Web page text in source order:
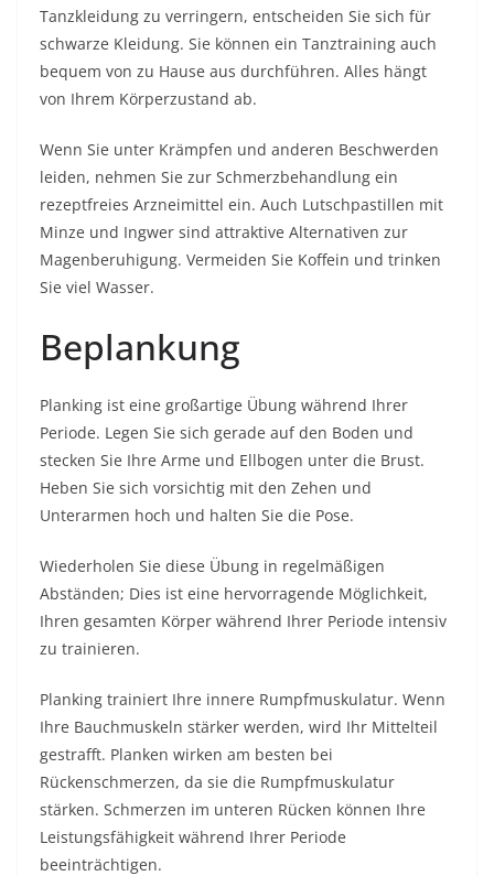
Tanzkleidung zu verringern, entscheiden Sie sich für
schwarze Kleidung. Sie können ein Tanztraining auch
bequem von zu Hause aus durchführen. Alles hängt
von Ihrem Körperzustand ab.
Wenn Sie unter Krämpfen und anderen Beschwerden
leiden, nehmen Sie zur Schmerzbehandlung ein
rezeptfreies Arzneimittel ein. Auch Lutschpastillen mit
Minze und Ingwer sind attraktive Alternativen zur
Magenberuhigung. Vermeiden Sie Koffein und trinken
Sie viel Wasser.
Beplankung
Planking ist eine großartige Übung während Ihrer
Periode. Legen Sie sich gerade auf den Boden und
stecken Sie Ihre Arme und Ellbogen unter die Brust.
Heben Sie sich vorsichtig mit den Zehen und
Unterarmen hoch und halten Sie die Pose.
Wiederholen Sie diese Übung in regelmäßigen
Abständen; Dies ist eine hervorragende Möglichkeit,
Ihren gesamten Körper während Ihrer Periode intensiv
zu trainieren.
Planking trainiert Ihre innere Rumpfmuskulatur. Wenn
Ihre Bauchmuskeln stärker werden, wird Ihr Mittelteil
gestrafft. Planken wirken am besten bei
Rückenschmerzen, da sie die Rumpfmuskulatur
stärken. Schmerzen im unteren Rücken können Ihre
Leistungsfähigkeit während Ihrer Periode
beeinträchtigen.